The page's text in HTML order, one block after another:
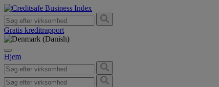
Gratis kreditrapport
Hjem